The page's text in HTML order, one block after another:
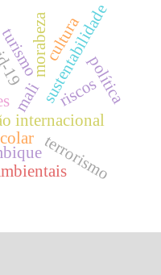
morabeza
internacional
sustentabilidade
mali política
terrorismo
cultura
riscos